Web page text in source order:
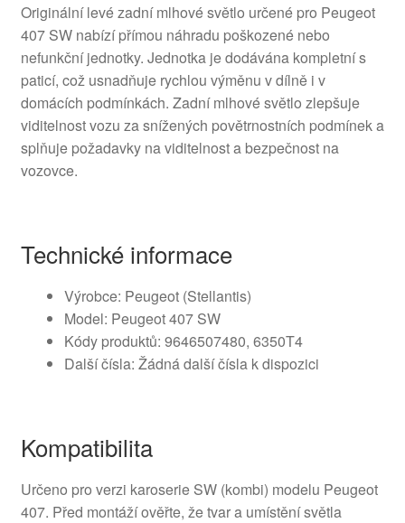
Originální levé zadní mlhové světlo určené pro Peugeot
407 SW nabízí přímou náhradu poškozené nebo
nefunkční jednotky. Jednotka je dodávána kompletní s
paticí, což usnadňuje rychlou výměnu v dílně i v
domácích podmínkách. Zadní mlhové světlo zlepšuje
viditelnost vozu za snížených povětrnostních podmínek a
splňuje požadavky na viditelnost a bezpečnost na
vozovce.
Technické informace
Výrobce: Peugeot (Stellantis)
Model: Peugeot 407 SW
Kódy produktů: 9646507480, 6350T4
Další čísla: Žádná další čísla k dispozici
Kompatibilita
Určeno pro verzi karoserie SW (kombi) modelu Peugeot
407. Před montáží ověřte, že tvar a umístění světla